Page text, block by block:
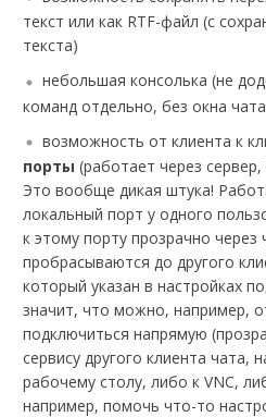
текст или как RTF-файл (с
текста)
небольшая консолька (не
команд отдельно, без окна чата
возможность от клиента к
порты (работает через
Это вообще дикая штука!
локальный порт у одного
к этому порту прозрачно через
пробрасываются до другого
который указан в настройках
значит, что можно, например,
подключиться напрямую
сервису другого клиента чата,
рабочему столу, либо к VNC,
например, помочь что-то